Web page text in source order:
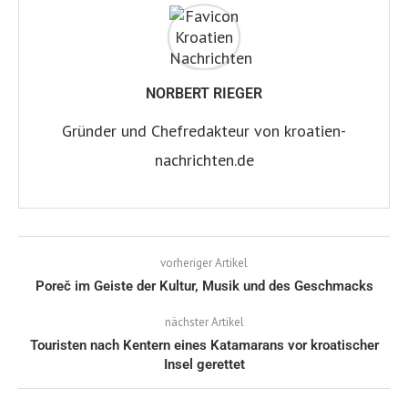
NORBERT RIEGER
Gründer und Chefredakteur von kroatien-
nachrichten.de
vorheriger Artikel
Poreč im Geiste der Kultur, Musik und des Geschmacks
nächster Artikel
Touristen nach Kentern eines Katamarans vor kroatischer
Insel gerettet